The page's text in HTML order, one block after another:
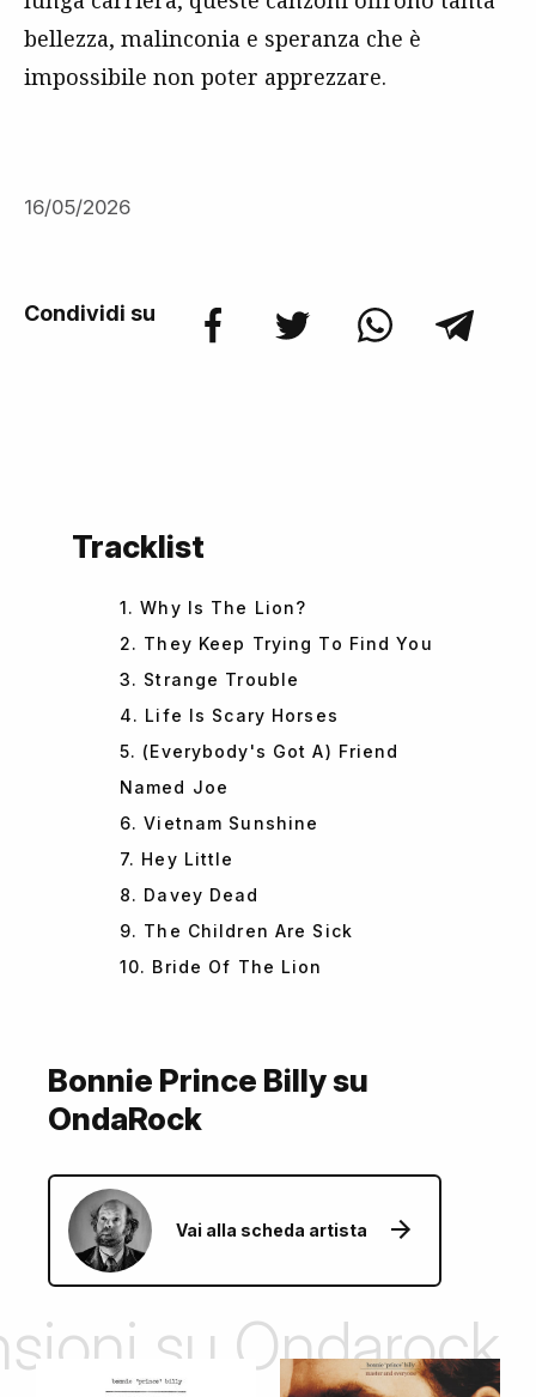
bellezza, malinconia e speranza che è
impossibile non poter apprezzare.
16/05/2026
Condividi su
Tracklist
1. Why Is The Lion?
2. They Keep Trying To Find You
3. Strange Trouble
4. Life Is Scary Horses
5. (Everybody's Got A) Friend
Named Joe
6. Vietnam Sunshine
7. Hey Little
8. Davey Dead
9. The Children Are Sick
10. Bride Of The Lion
Bonnie Prince Billy su
OndaRock
Vai alla scheda artista
su Ondarock